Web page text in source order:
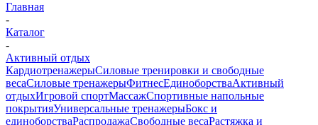
Главная
-
Каталог
-
Активный отдых
КардиотренажерыСиловые тренировки и свободные
весаСиловые тренажерыФитнесЕдиноборстваАктивный
отдыхИгровой спортМассажСпортивные напольные
покрытияУниверсальные тренажерыБокс и
единоборстваРаспродажаСвободные весаРастяжка и